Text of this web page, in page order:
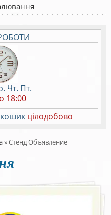
Чт. Пт.
18:00
цілодобово
»Стенд Объявление